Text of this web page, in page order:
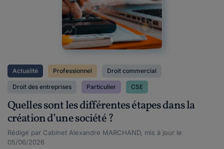
Actualité Professionnel Droit commercial
Droit des entreprises Particulier CSE
Quelles sont les différentes étapes dans la
création d’une société ?
Rédigé par Cabinet Alexandre MARCHAND, mis à jour le
05/06/2026